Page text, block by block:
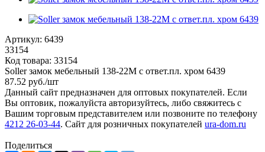
Артикул: 6439
33154
Код товара: 33154
Soller замок мебельный 138-22М с ответ.пл. хром 6439
87.52 руб./шт
Данный сайт предназначен для оптовых покупателей. Если
Вы оптовик, пожалуйста авторизуйтесь, либо свяжитесь с
Вашим торговым представителем или позвоните по телефону
4212 26-03-44. Сайт для розничных покупателей ura-dom.ru
Поделиться